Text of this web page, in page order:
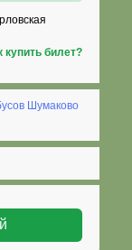
купить билет?
Шумаково